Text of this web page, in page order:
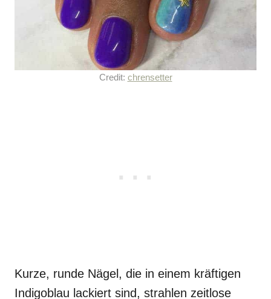
Credit: chrensetter
Kurze, runde Nägel, die in einem kräftigen
Indigoblau lackiert sind, strahlen zeitlose